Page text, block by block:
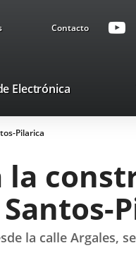
Contacto
ElectrónicaLink
external
Pilarica
la calle Argales,